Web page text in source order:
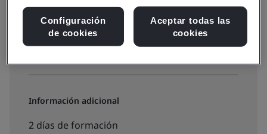
Consulte fechas, precios e inscríbase
Información adicional
2 días de formación
Configuración
de cookies
Aceptar todas las
cookies